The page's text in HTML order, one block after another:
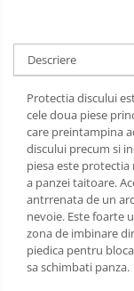
Incubatoare,
deplumatoare
Echipamente
Aparate de tuns
Piese si accesorii
animale
Tarcuri animale
Semanatori
Masini batut stalpi
Roabe & accesorii
Descriere
Protectia discului
cele doua piese
care preintampina
discului precum si
piesa este protectia
a panzei taitoare.
antrrenata de un
nevoie. Este foarte
zona de imbinare
piedica pentru
sa schimbati panza.